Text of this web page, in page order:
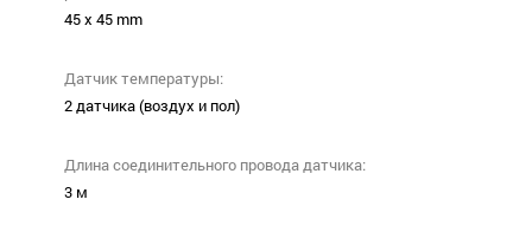
45 х 45 mm
Датчик температуры:
2 датчика (воздух и пол)
Длина соединительного провода датчика:
3 м